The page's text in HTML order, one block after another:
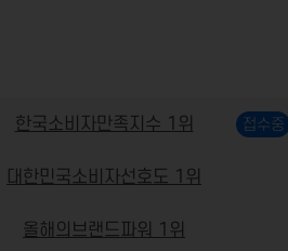
한국소비자만족지수 1위
대한민국소비자선호도 1위
올해의브랜드파워 1위